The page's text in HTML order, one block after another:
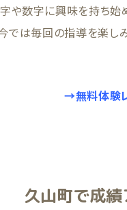
や数字に興味を持ち始
では毎回の指導を楽しみ
→無料体験
久山町で成